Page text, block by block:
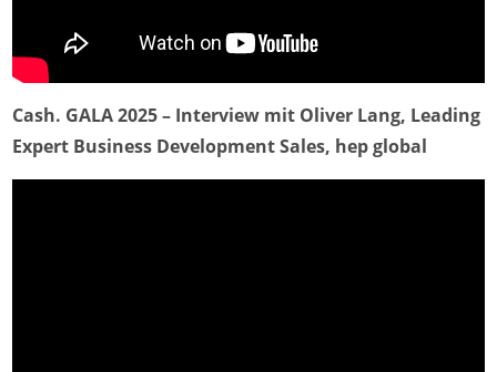
Cash. GALA 2025 – Interview mit Oliver Lang, Leading
Expert Business Development Sales, hep global